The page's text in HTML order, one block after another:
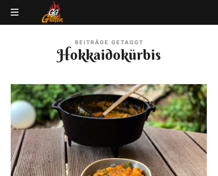
GG-
|
BBQ
Lexikon
BEITRÄGE GETAGGT
Hokkaidokürbis